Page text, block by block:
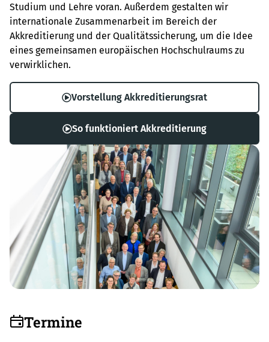
Studium und Lehre voran. Außerdem gestalten wir
internationale Zusammenarbeit im Bereich der
Akkreditierung und der Qualitätssicherung, um die Idee
eines gemeinsamen europäischen Hochschulraums zu
verwirklichen.
Vorstellung Akkreditierungsrat
So funktioniert Akkreditierung
Termine